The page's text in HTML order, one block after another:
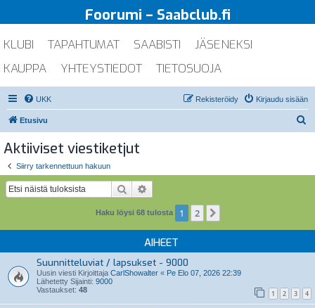
Foorumi – Saabclub.fi
KLUBI TAPAHTUMAT SAABISTI
JÄSENEKSI
KAUPPA
YHTEYSTIEDOT TIETOSUOJA
UKK Kirjaudu sisään
Rekisteröidy
Etusivu
Aktiiviset viestiketjut
Siirry tarkennettuun hakuun
Etsi
Haku löysi 68 tulosta 1 2
AIHEET
Suunnitteluviat / lapsukset - 9000
Uusin viesti Kirjoittaja CarlShowalter « Pe Elo 07, 2026 22:39
Lähetetty Sijainti: 9000
Vastaukset: 48 1 2 3 4